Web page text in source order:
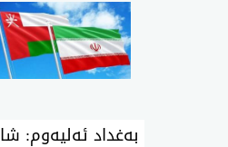
به‌غداد ئه‌لیه‌وم: